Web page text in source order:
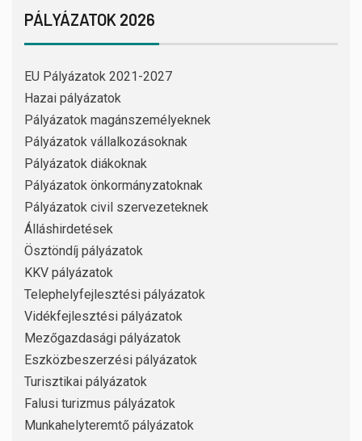
PÁLYÁZATOK 2026
EU Pályázatok 2021-2027
Hazai pályázatok
Pályázatok magánszemélyeknek
Pályázatok vállalkozásoknak
Pályázatok diákoknak
Pályázatok önkormányzatoknak
Pályázatok civil szervezeteknek
Álláshirdetések
Ösztöndíj pályázatok
KKV pályázatok
Telephelyfejlesztési pályázatok
Vidékfejlesztési pályázatok
Mezőgazdasági pályázatok
Eszközbeszerzési pályázatok
Turisztikai pályázatok
Falusi turizmus pályázatok
Munkahelyteremtő pályázatok